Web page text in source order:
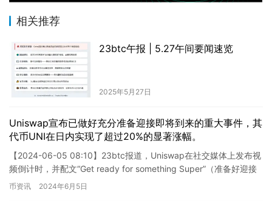
相关推荐
23btc午报 | 5.27午间要闻速览
2025年5月27日
Uniswap宣布已做好充分准备迎接即将到来的重大事件，其
代币UNI在日内实现了超过20%的显著涨幅。
【2024-06-05 08:10】23btc报道，Uniswap在社交媒体上发布视
频倒计时，并配文“Get ready for something Super”（准备好迎接
超级大…
币资讯 2024年6月5日